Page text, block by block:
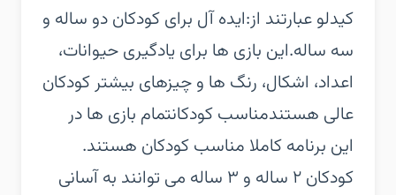
کیدلو عبارتند از:‏ایده آل برای کودکان دو ساله و
سه ساله.‏این بازی ها برای یادگیری حیوانات،
اعداد، اشکال، رنگ ها و چیزهای بیشتر کودکان
عالی هستند‏مناسب کودکان‏تمام بازی ها در
این برنامه کاملا مناسب کودکان هستند.
کودکان ۲ ساله و ۳ ساله می توانند به آسانی